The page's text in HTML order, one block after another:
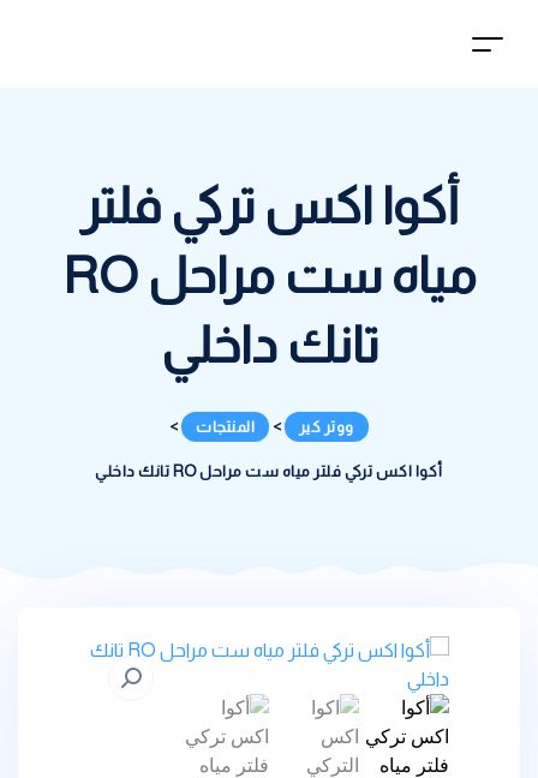
أكوا اكس تركي فلتر
مياه ست مراحل RO
تانك داخلي
ووتر كير > المنتجات >
أكوا اكس تركي فلتر مياه ست مراحل RO تانك داخلي